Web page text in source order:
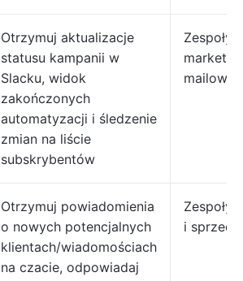
Otrzymuj aktualizacje
statusu kampanii w
Slacku, widok
zakończonych
automatyzacji i śledzenie
zmian na liście
subskrybentów
Zespoły
Otrzymuj powiadomienia
o nowych potencjalnych
klientach/wiadomościach
na czacie, odpowiadaj
Zespoły
i